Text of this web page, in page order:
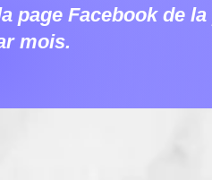
page Facebook de
mois.